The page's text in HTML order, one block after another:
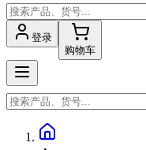
登录
购物车